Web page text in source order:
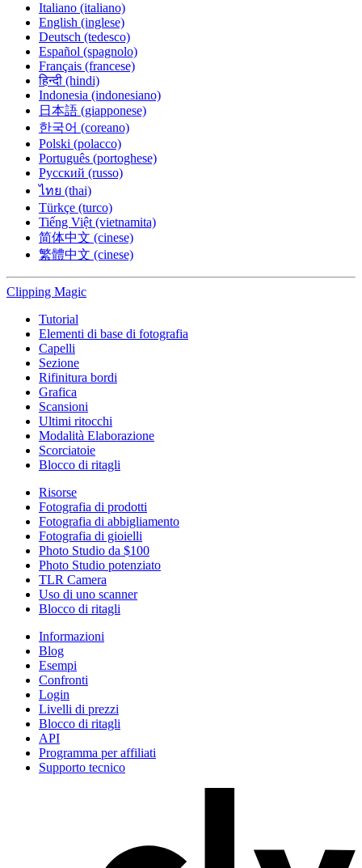
Italiano (italiano)
English (inglese)
Deutsch (tedesco)
Español (spagnolo)
Français (francese)
हिन्दी (hindi)
Indonesia (indonesiano)
日本語 (giapponese)
한국어 (coreano)
Polski (polacco)
Português (portoghese)
Русский (russo)
ไทย (thai)
Türkçe (turco)
Tiếng Việt (vietnamita)
简体中文 (cinese)
繁體中文 (cinese)
Clipping Magic
Tutorial
Elementi di base di fotografia
Capelli
Sezione
Rifinitura bordi
Grafica
Scansioni
Ultimi ritocchi
Modalità Elaborazione
Scorciatoie
Blocco di ritagli
Risorse
Fotografia di prodotti
Fotografia di abbigliamento
Fotografia di gioielli
Photo Studio da $100
Photo Studio potenziato
TLR Camera
Uso di uno scanner
Blocco di ritagli
Informazioni
Blog
Esempi
Confronti
Login
Livelli di prezzi
Blocco di ritagli
API
Programma per affiliati
Supporto tecnico